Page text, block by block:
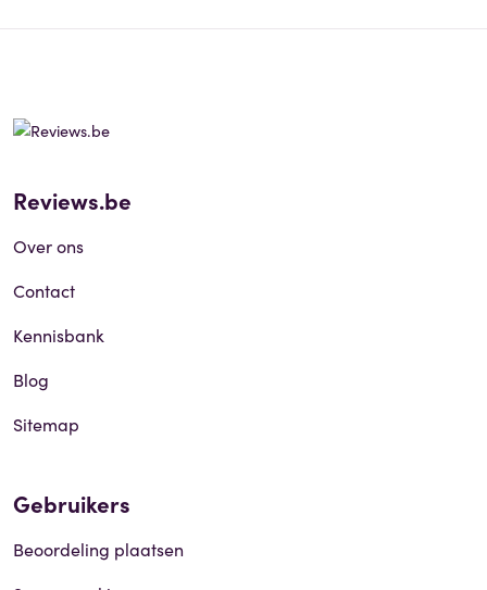
Reviews.be
Over ons
Contact
Kennisbank
Blog
Sitemap
Gebruikers
Beoordeling plaatsen